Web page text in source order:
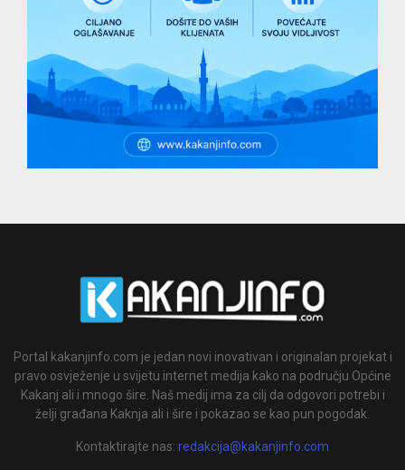
Portal kakanjinfo.com je jedan novi inovativan i originalan projekat i
pravo osvježenje u svijetu internet medija kako na području Općine
Kakanj ali i mnogo šire. Naš medij ima za cilj da odgovori potrebi i
želji građana Kaknja ali i šire i pokazao se kao pun pogodak.
Kontaktirajte nas: redakcija@kakanjinfo.com